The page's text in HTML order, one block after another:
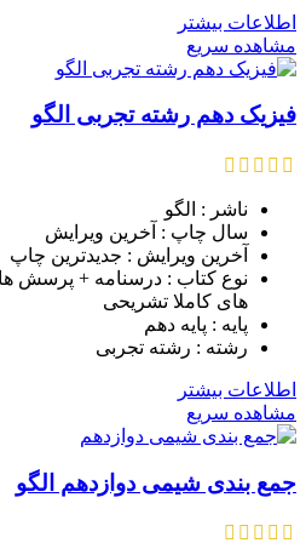
اطلاعات بیشتر
مشاهده سریع
فیزیک دهم رشته تجربی الگو
ناشر : الگو
سال چاپ : آخرین ویرایش
آخرین ویرایش : جدیدترین چاپ
نوع کتاب : درسنامه + پرسش
های کاملا تشریحی
پایه : پایه دهم
رشته : رشته تجربی
اطلاعات بیشتر
مشاهده سریع
جمع بندی شیمی دوازدهم الگو